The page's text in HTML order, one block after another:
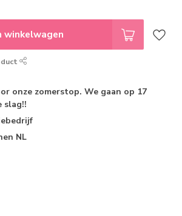
winkelwagen
onze zomerstop. We gaan op 17
slag!!
NL